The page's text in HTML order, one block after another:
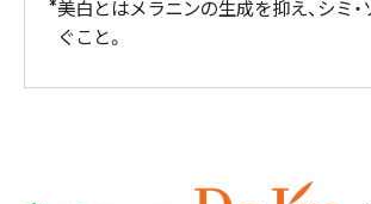
美白とはメラニンの生成を抑え、シミ
ぐこと。